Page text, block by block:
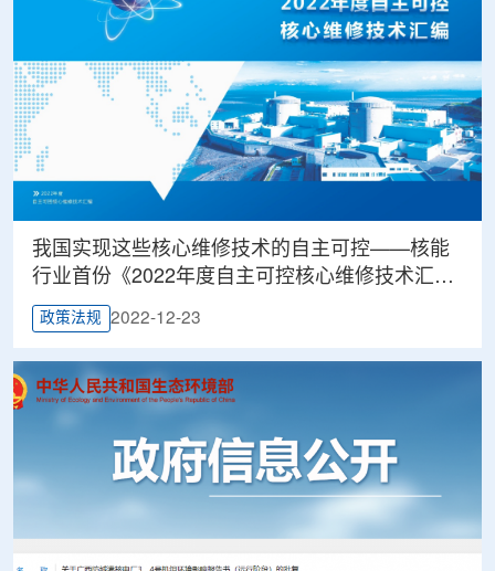
我国实现这些核心维修技术的自主可控——核能
行业首份《2022年度自主可控核心维修技术汇
编》手册发布
政策法规 2022-12-23